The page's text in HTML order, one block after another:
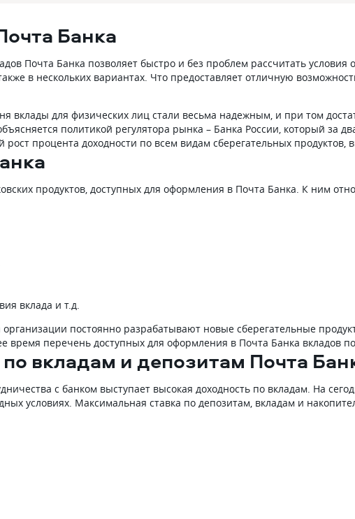
Банка
Почта Банка позволяет быстро и без проблем рассчитать условия
в нескольких вариантах. Что предоставляет отличную
вклады для физических лиц стали весьма надежным, и при том
политикой регулятора рынка – Банка России, который за
процента доходности по всем видам сберегательных
продуктов, доступных для оформления в Почта Банка. К ним
вклада и т.д.
постоянно разрабатывают новые сберегательные
время перечень доступных для оформления в Почта Банка вкладов
вкладам и депозитам Почта
с банком выступает высокая доходность по вкладам. На
условиях. Максимальная ставка по депозитам, вкладам и